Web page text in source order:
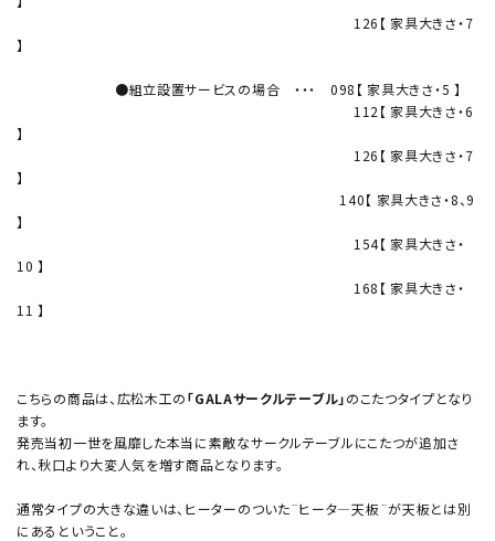
126【 家具大きさ・7
】
●組立設置サービスの場合 ・・・ 098【 家具大きさ・5 】
112【 家具大きさ・6
】
126【 家具大きさ・7
】
140【 家具大きさ・8、9
】
154【 家具大きさ・
10 】
168【 家具大きさ・
11 】
こちらの商品は、広松木工の「GALAサークルテーブル」のこたつタイプとなり
ます。
発売当初一世を風靡した本当に素敵なサークルテーブルにこたつが追加さ
れ、秋口より大変人気を増す商品となります。
通常タイプの大きな違いは、ヒーターのついた¨ヒータ―天板¨が天板とは別
にあるということ。